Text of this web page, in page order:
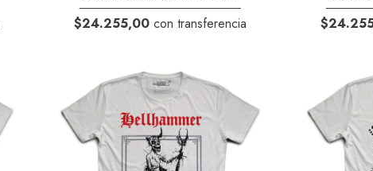
$24.255,00con transferencia